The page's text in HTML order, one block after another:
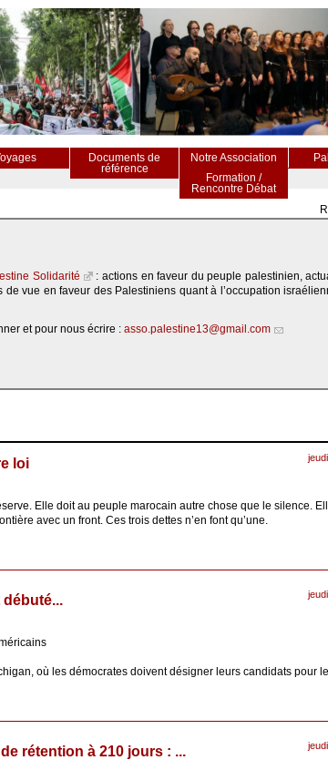
Documents de
référence
Notre Association
Formation /
Rencontre Débat
Solidarité
: actions en faveur du peuple palestinien,
vue en faveur des Palestiniens quant à l’occupation
et pour nous écrire : asso.palestine13@gmail.com
loi
Elle doit au peuple marocain autre chose que le silence.
avec un front. Ces trois dettes n’en font qu’une.
où les démocrates doivent désigner leurs candidats pour
rétention à 210 jours : ...